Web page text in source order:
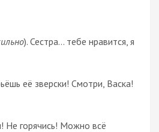
). Сестра… тебе нравится, я
её зверски! Смотри, Васка!
Не горячись! Можно всё